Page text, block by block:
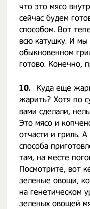
что это мясо
сейчас будем
способом. Вот
всю катушку. И
обыкновенном
готово. Конечно,
10.
Куда еще
жарить? Хотя по
вами сделали,
Это мясо и
отчасти и гриль.
способа
там, на месте
Посмотрите, вот
зеленые овощи,
на генетическом
зеленых овощей